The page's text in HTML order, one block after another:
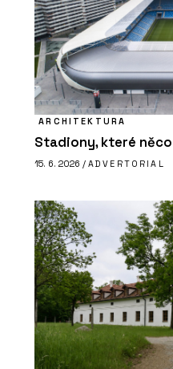
ARCHITEKTURA
Stadiony, které
15. 6. 2026 / ADVERTORIAL